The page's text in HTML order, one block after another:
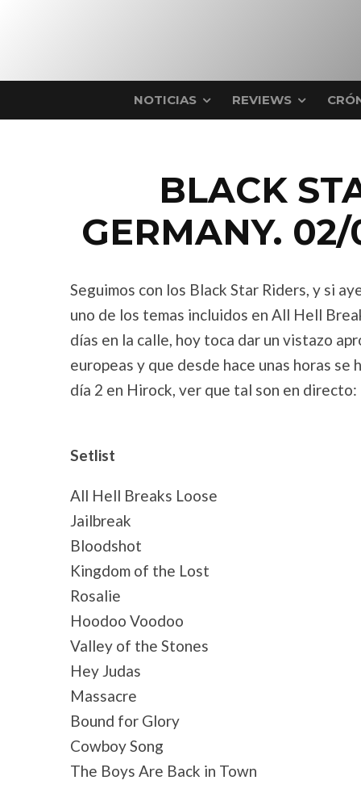
NOTICIAS REVIEWS
BLACK
GERMANY.
Seguimos con los Black Star Riders, y si
uno de los temas incluidos en All Hell
días en la calle, hoy toca dar un vistazo
europeas y que desde hace unas horas
día 2 en Hirock, ver que tal son en directo:
Setlist
All Hell Breaks Loose
Jailbreak
Bloodshot
Kingdom of the Lost
Rosalie
Hoodoo Voodoo
Valley of the Stones
Hey Judas
Massacre
Bound for Glory
Cowboy Song
The Boys Are Back in Town